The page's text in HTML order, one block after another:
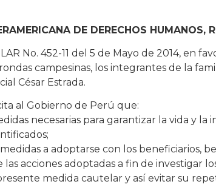
DE DERECHOS HUMANOS,
No. 452-11 del 5 de Mayo de 2014, en
campesinas, los integrantes de la
César Estrada.
al Gobierno de Perú que:
necesarias para garantizar la vida y
a adoptarse con los beneficiarios,
las acciones adoptadas a fin de investigar
medida cautelar y así evitar su